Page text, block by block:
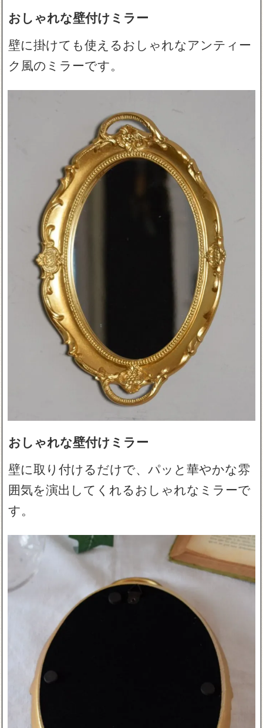
おしゃれな壁付けミラー
壁に掛けても使えるおしゃれなアンティー
ク風のミラーです。
おしゃれな壁付けミラー
壁に取り付けるだけで、パッと華やかな雰
囲気を演出してくれるおしゃれなミラーで
す。